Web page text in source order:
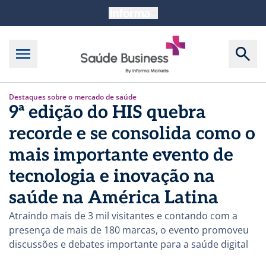
Destaques sobre o mercado de saúde
9ª edição do HIS quebra
recorde e se consolida como o
mais importante evento de
tecnologia e inovação na
saúde na América Latina
Atraindo mais de 3 mil visitantes e contando com a
presença de mais de 180 marcas, o evento promoveu
discussões e debates importante para a saúde digital